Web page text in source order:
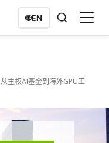
🌐EN
主权AI基金到海外GPU工